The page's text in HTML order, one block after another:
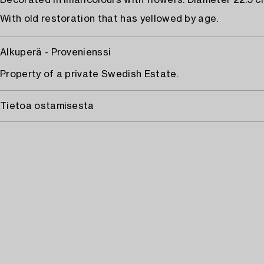
With old restoration that has yellowed by age.
Alkuperä - Provenienssi
Property of a private Swedish Estate.
Tietoa ostamisesta